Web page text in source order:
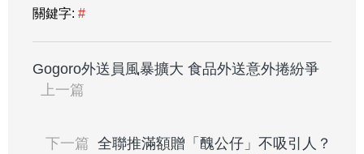
關鍵字: #
Gogoro外送員風暴擴大 食品外送意外捲紛爭
上一篇
下一篇 全聯推滿額贈「醜公仔」不吸引人？